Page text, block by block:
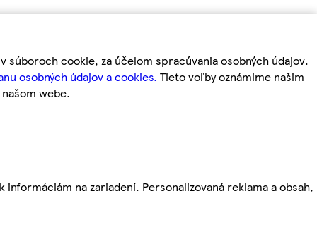
cookie, za účelom spracúvania osobných údajov.
osobných údajov a cookies. Tieto voľby oznámime našim
webe.
na zariadení. Personalizovaná reklama a obsah,